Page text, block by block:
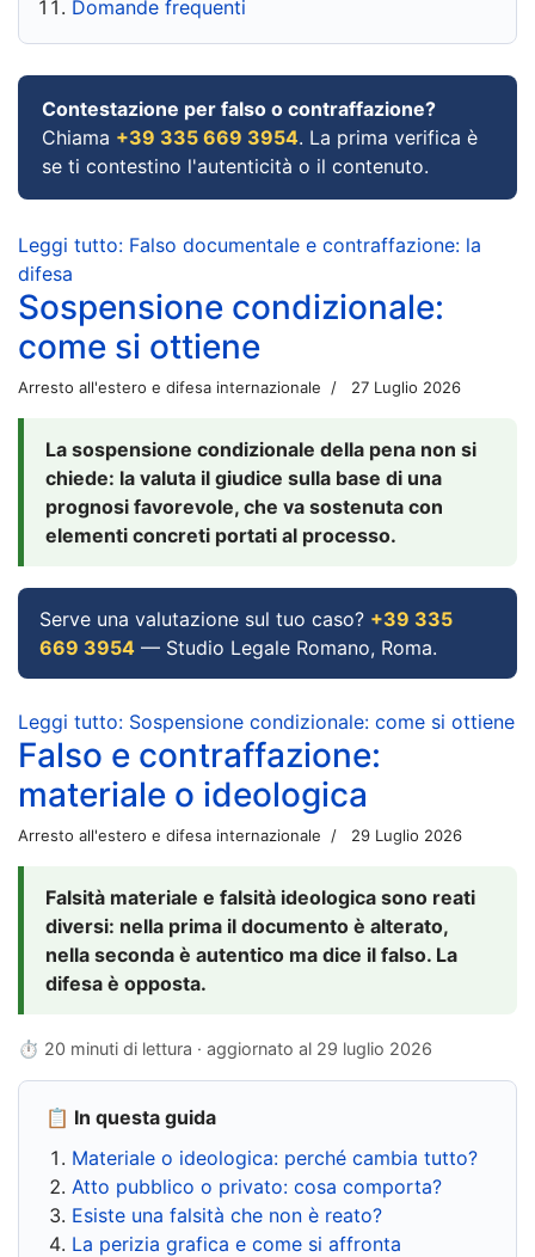
Domande frequenti
Contestazione per falso o contraffazione?
Chiama +39 335 669 3954. La prima verifica è
se ti contestino l'autenticità o il contenuto.
Leggi tutto: Falso documentale e contraffazione: la
difesa
Sospensione condizionale:
come si ottiene
Arresto all'estero e difesa internazionale 27 Luglio 2026
La sospensione condizionale della pena non si
chiede: la valuta il giudice sulla base di una
prognosi favorevole, che va sostenuta con
elementi concreti portati al processo.
Serve una valutazione sul tuo caso? +39 335
669 3954 — Studio Legale Romano, Roma.
Leggi tutto: Sospensione condizionale: come si ottiene
Falso e contraffazione:
materiale o ideologica
Arresto all'estero e difesa internazionale 29 Luglio 2026
Falsità materiale e falsità ideologica sono reati
diversi: nella prima il documento è alterato,
nella seconda è autentico ma dice il falso. La
difesa è opposta.
⏱ 20 minuti di lettura · aggiornato al 29 luglio 2026
📋 In questa guida
Materiale o ideologica: perché cambia tutto?
Atto pubblico o privato: cosa comporta?
Esiste una falsità che non è reato?
La perizia grafica e come si affronta